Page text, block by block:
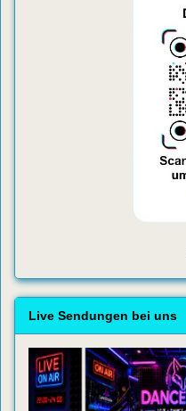
Live Sendungen bei uns